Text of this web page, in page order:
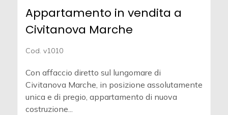
Appartamento in vendita a
Civitanova Marche
Cod. v1010
Con affaccio diretto sul lungomare di
Civitanova Marche, in posizione assolutamente
unica e di pregio, appartamento di nuova
costruzione...